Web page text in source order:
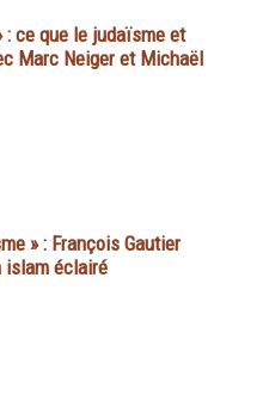
ce que le judaïsme et
Marc Neiger et Michaël
» : François Gautier
islam éclairé